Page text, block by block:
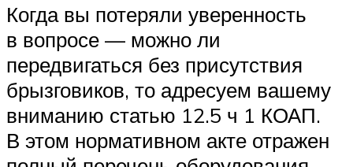
Когда вы потеряли уверенность
в вопросе — можно ли
передвигаться без присутствия
брызговиков, то адресуем вашему
вниманию статью 12.5 ч 1 КОАП.
В этом нормативном акте отражен